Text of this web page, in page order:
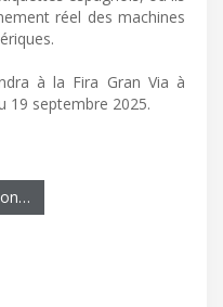
réel des machines
à la Fira Gran Via à
19 septembre 2025.